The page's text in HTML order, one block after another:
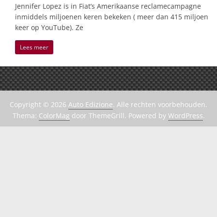
Jennifer Lopez is in Fiat’s Amerikaanse reclamecampagne
inmiddels miljoenen keren bekeken ( meer dan 415 miljoen
keer op YouTube). Ze
Lees meer
Copyright © 2026 Auto Edizione. Alle rechten voorbehouden.
Thema: ColorMag door ThemeGrill. Powered by WordPress.